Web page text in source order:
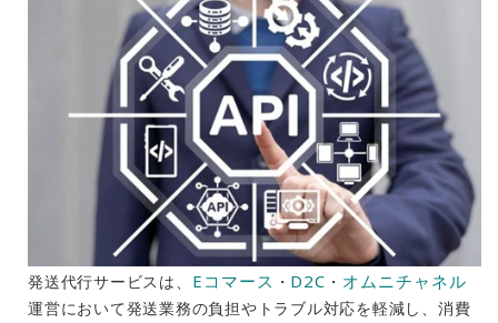
発送代行サービスは、 Eコマース ・ D2C ・ オムニチャネル
運営において発送業務の負担やトラブル対応を軽減し、消費